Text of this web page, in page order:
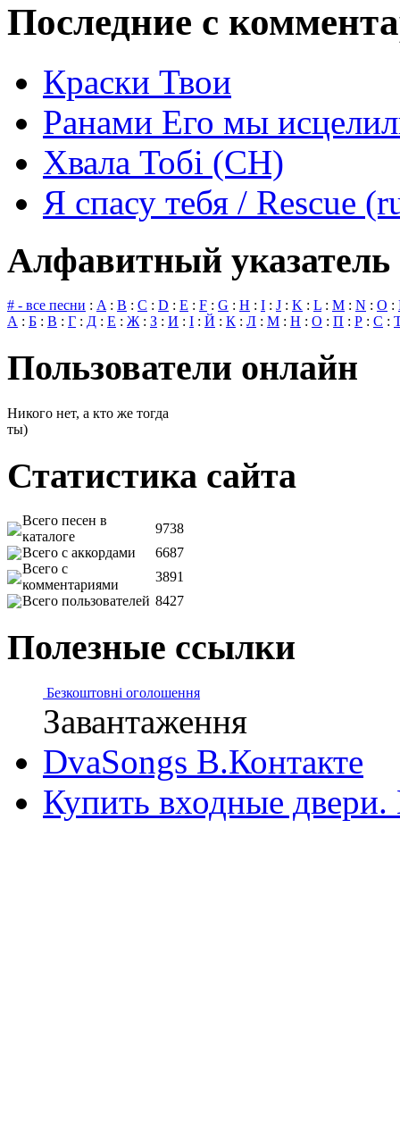
Последние с
Краски Твои
Ранами Его мы
Хвала Тобі (СН)
Я спасу тебя / Rescue
Алфавитный указатель
# - все песни : A : B : C : D : E : F : G : H : I : J : K : L : M : N : O :
А : Б : В : Г : Д : Е : Ж : З : И : І : Й : К : Л : М : Н : О : П : Р : С :
Пользователи онлайн
Никого нет, а кто же тогда
ты)
Статистика сайта
Всего песен в
каталоге
9738
Всего с аккордами
6687
Всего с
комментариями
3891
Всего пользователей 8427
Полезные ссылки
Безкоштовні оголошення
Завантаження
DvaSongs В.Контакте
Купить входные двери.